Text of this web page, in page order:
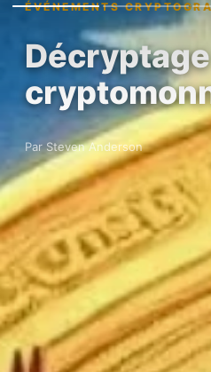
ÉVÉNEMENTS
Par Steven Anderson